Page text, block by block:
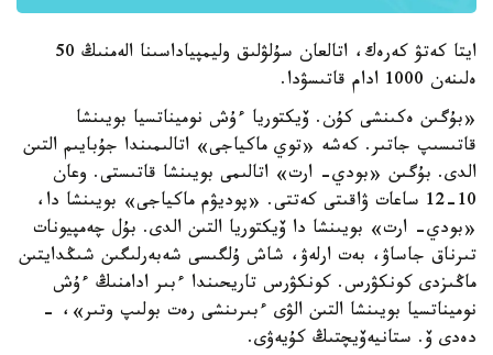
ايتا كەتۋ كەرەك، اتالعان سۇلۋلىق وليمپياداسىنا الەمنىڭ 50
ەلىنەن 1000 ادام قاتىسۋدا.
«بۇگىن ەكىنشى كۇن. ۆيكتوريا ءۇش نوميناتسيا بويىنشا
قاتىسىپ جاتىر. كەشە «توي ماكياجى» اتالىمىندا جۇبايىم التىن
الدى. بۇگىن «بودي- ارت» اتالىمى بويىنشا قاتىستى. وعان
10-12 ساعات ۋاقىتى كەتتى. «پوديۋم ماكياجى» بويىنشا دا،
«بودي- ارت» بويىنشا دا ۆيكتوريا التىن الدى. بۇل چەمپيونات
تىرناق جاساۋ، بەت ارلەۋ، شاش ۇلگىسى شەبەرلىگىن شىڭدايتىن
ماڭىزدى كونكۋرس. كونكۋرس تاريحىندا ءبىر ادامنىڭ ءۇش
نوميناتسيا بويىنشا التىن الۋى ءبىرىنشى رەت بولىپ وتىر»، -
دەدى ۆ. ستانيەۆيچتىڭ كۇيەۋى.